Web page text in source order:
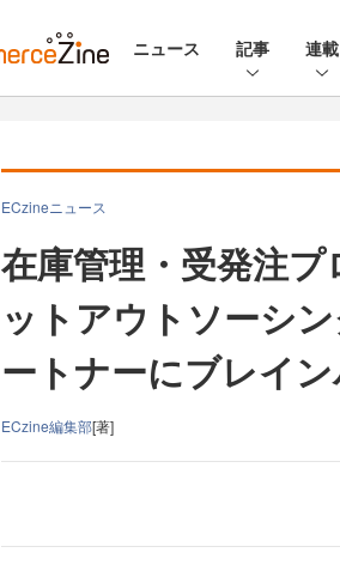
ニュース 記事 連載
ECzineニュース
在庫管理・受発注
ットアウトソーシ
ートナーにブレイ
ECzine編集部[著]